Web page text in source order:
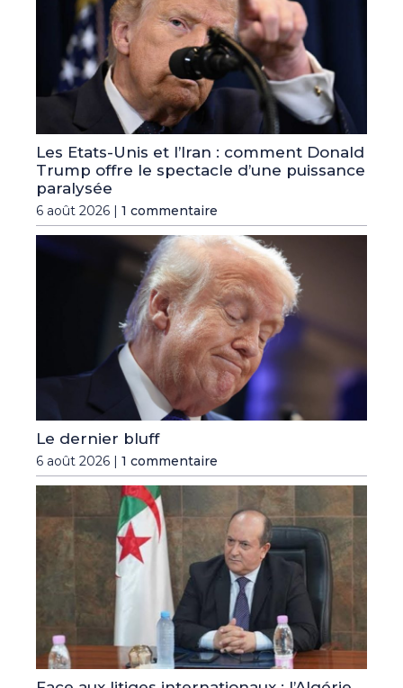
Les Etats-Unis et l’Iran : comment Donald
Trump offre le spectacle d’une puissance
paralysée
6 août 2026 | 1 commentaire
Le dernier bluff
6 août 2026 | 1 commentaire